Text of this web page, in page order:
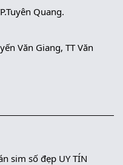
Quang.
Văn Giang, TT Văn
sim số đẹp UY TÍN